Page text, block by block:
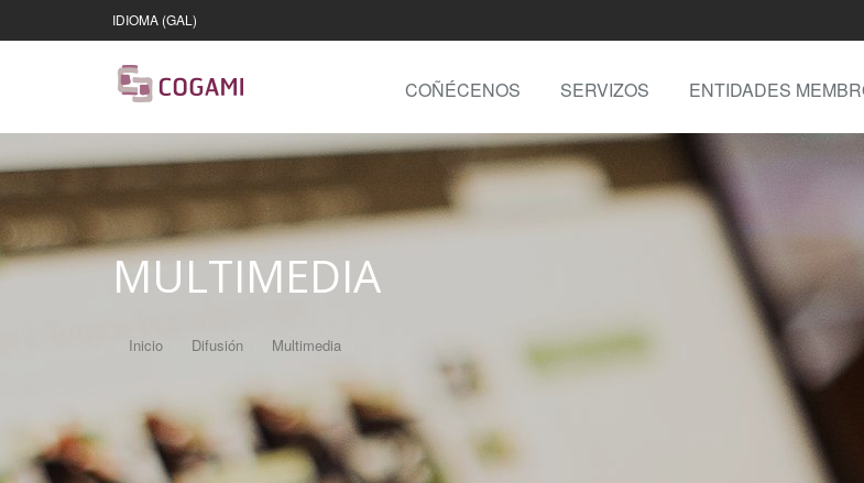
IDIOMA (GAL)
COÑÉCENOS SERVIZOS ENTIDADES
MULTIMEDIA
Inicio Difusión Multimedia